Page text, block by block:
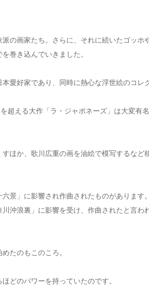
の画家たち。さらに、それに続いたゴッ
巻き込んでいきました。
愛好家であり、同時に熱心な浮世絵のコレ
える大作「ラ・ジャポネーズ」は大変有
ほか、歌川広重の画を油絵で模写するな
景」に影響され作曲されたものがあります。
沖浪裏」に影響を受け、作曲されたと言
たのもこのころ。
どのパワーを持っていたのです。